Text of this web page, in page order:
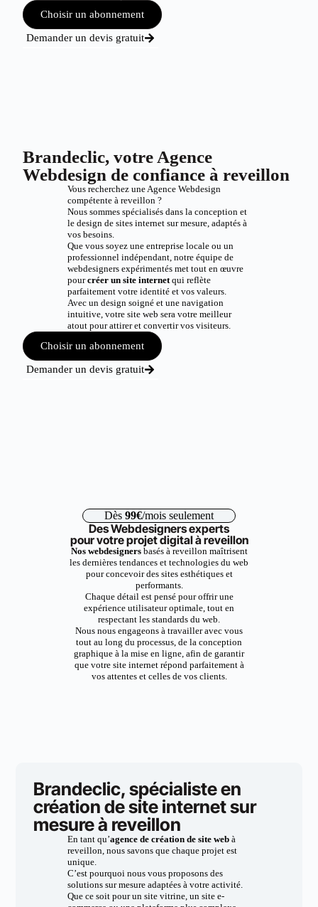
Choisir un abonnement
Demander un devis gratuit
Brandeclic, votre Agence
Webdesign de confiance à reveillon
Vous recherchez une Agence Webdesign
compétente à reveillon ?
Nous sommes spécialisés dans la conception et
le design de sites internet sur mesure, adaptés à
vos besoins.
Que vous soyez une entreprise locale ou un
professionnel indépendant, notre équipe de
webdesigners expérimentés met tout en œuvre
pourcréer un site internetqui reflète
parfaitement votre identité et vos valeurs.
Avec un design soigné et une navigation
intuitive, votre site web sera votre meilleur
atout pour attirer et convertir vos visiteurs.
Choisir un abonnement
Demander un devis gratuit
Dès 99€/mois seulement
Des Webdesigners experts
pour votre projet digital à reveillon
Nos webdesignersbasés à reveillon maîtrisent
les dernières tendances et technologies du web
pour concevoir des sites esthétiques et
performants.
Chaque détail est pensé pour offrir une
expérience utilisateur optimale, tout en
respectant les standards du web.
Nous nous engageons à travailler avec vous
tout au long du processus, de la conception
graphique à la mise en ligne, afin de garantir
que votre site internet répond parfaitement à
vos attentes et celles de vos clients.
Brandeclic, spécialiste en
création de site internet sur
mesure à reveillon
En tant qu’agence de création de site webà
reveillon, nous savons que chaque projet est
unique.
C’est pourquoi nous vous proposons des
solutions sur mesure adaptées à votre activité.
Que ce soit pour un site vitrine, un site e-